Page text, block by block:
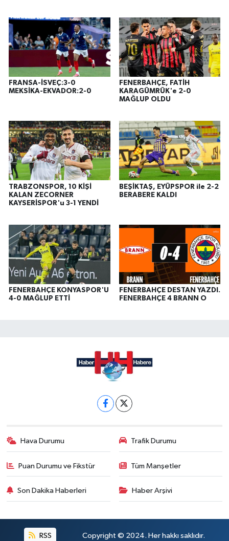
FRANSA-İSVEÇ:3-0
MEKSİKA-EKVADOR:2-0
FENERBAHÇE, FATİH
KARAGÜMRÜK'e 2-0
MAĞLUP OLDU
TRABZONSPOR, 10 KİŞİ
KALAN ZECORNER
KAYSERİSPOR'u 3-1 YENDİ
BEŞİKTAŞ, EYÜPSPOR ile 2-2
BERABERE KALDI
FENERBAHÇE KONYASPOR'U
4-0 MAĞLUP ETTİ
FENERBAHÇE DESTAN YAZDI.
FENERBAHÇE 4 BRANN O
Hava Durumu Trafik Durumu
Puan Durumu ve Fikstür Tüm Manşetler
Son Dakika Haberleri Haber Arşivi
RSS Copyright © 2024. Her hakkı saklıdır.